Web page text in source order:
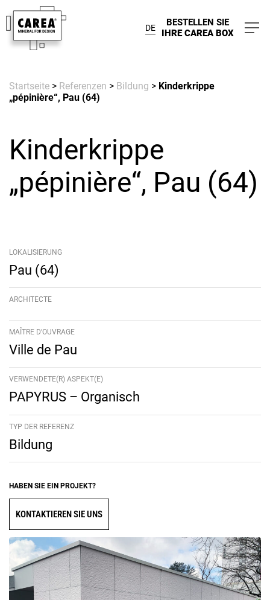
DE
BESTELLEN SIE
IHRE CAREA BOX
Startseite > Referenzen > Bildung > Kinderkrippe
„pépinière“, Pau (64)
Kinderkrippe
„pépinière“, Pau (64)
LOKALISIERUNG
Pau (64)
ARCHITECTE
MAÎTRE D'OUVRAGE
Ville de Pau
VERWENDETE(R) ASPEKT(E)
PAPYRUS – Organisch
TYP DER REFERENZ
Bildung
HABEN SIE EIN PROJEKT?
KONTAKTIEREN SIE UNS